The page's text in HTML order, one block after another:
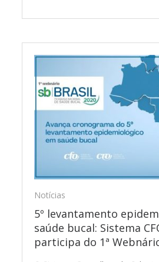
Notícias
5º levantamento
saúde bucal: Sistema
participa do 1ª